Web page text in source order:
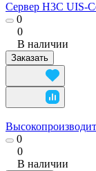
Сервер H3C UIS-
0
0
В наличии
Заказать
0
0
В наличии